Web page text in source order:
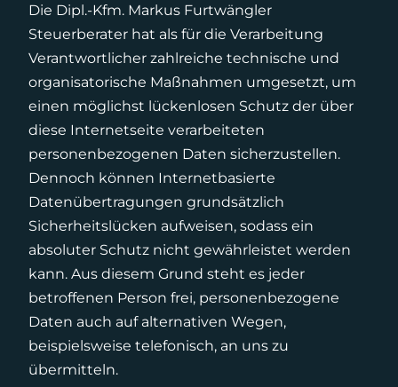
Die Dipl.-Kfm. Markus Furtwängler
Steuerberater hat als für die Verarbeitung
Verantwortlicher zahlreiche technische und
organisatorische Maßnahmen umgesetzt, um
einen möglichst lückenlosen Schutz der über
diese Internetseite verarbeiteten
personenbezogenen Daten sicherzustellen.
Dennoch können Internetbasierte
Datenübertragungen grundsätzlich
Sicherheitslücken aufweisen, sodass ein
absoluter Schutz nicht gewährleistet werden
kann. Aus diesem Grund steht es jeder
betroffenen Person frei, personenbezogene
Daten auch auf alternativen Wegen,
beispielsweise telefonisch, an uns zu
übermitteln.